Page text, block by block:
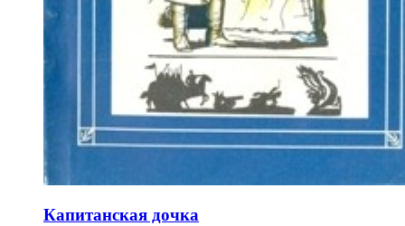
Капитанская дочка